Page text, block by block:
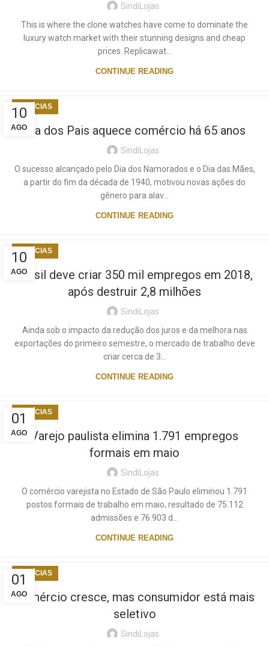
SindiLojas
This is where the clone watches have come to dominate the
luxury watch market with their stunning designs and cheap
prices. Replicawat...
CONTINUE READING
10
AGO
NOTÍCIAS
Dia dos Pais aquece comércio há 65 anos
SindiLojas
O sucesso alcançado pelo Dia dos Namorados e o Dia das Mães,
a partir do fim da década de 1940, motivou novas ações do
gênero para alav...
CONTINUE READING
10
AGO
NOTÍCIAS
Brasil deve criar 350 mil empregos em 2018,
após destruir 2,8 milhões
SindiLojas
Ainda sob o impacto da redução dos juros e da melhora nas
exportações do primeiro semestre, o mercado de trabalho deve
criar cerca de 3...
CONTINUE READING
01
AGO
NOTÍCIAS
Varejo paulista elimina 1.791 empregos
formais em maio
SindiLojas
O comércio varejista no Estado de São Paulo eliminou 1.791
postos formais de trabalho em maio, resultado de 75.112
admissões e 76.903 d...
CONTINUE READING
01
AGO
NOTÍCIAS
Comércio cresce, mas consumidor está mais
seletivo
SindiLojas